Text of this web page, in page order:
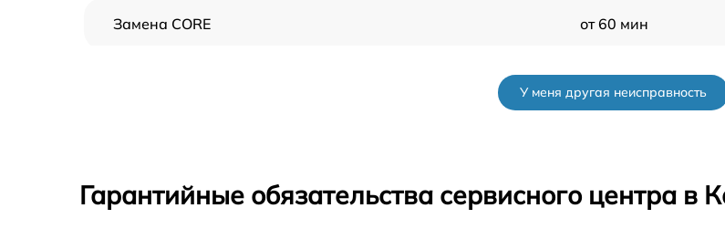
Замена CORE от 60 мин
от 60 мин
У меня другая неисправность
Гарантийные обязательства сервисного центра в